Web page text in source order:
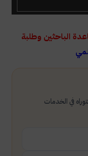
في الخدمات
الباحثين وطلبة